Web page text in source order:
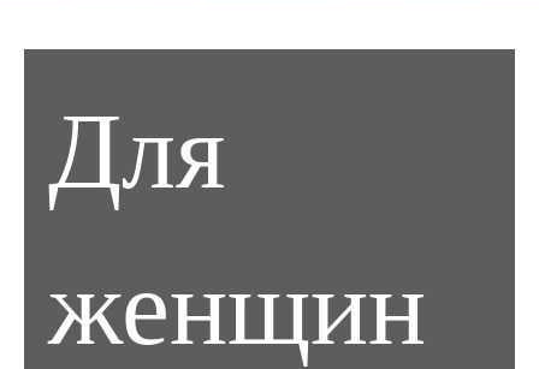
Для
женщин